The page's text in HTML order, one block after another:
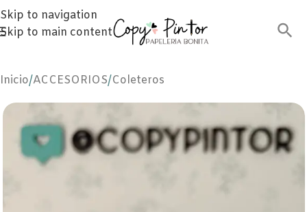
Skip to navigation
Skip to main content
Inicio/ACCESORIOS/Coleteros